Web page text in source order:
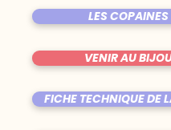
LES COPAINES
VENIR AU
FICHE TECHNIQUE DE